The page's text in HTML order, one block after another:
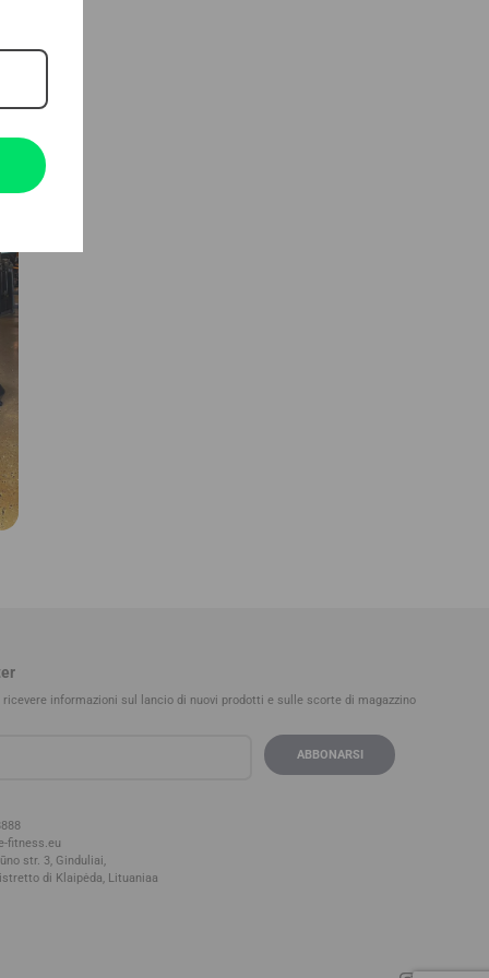
informazioni sul lancio di nuovi prodotti e sulle scorte di magazzino
fitness.eu
str. 3, Ginduliai,
di Klaipėda, Lituaniaa